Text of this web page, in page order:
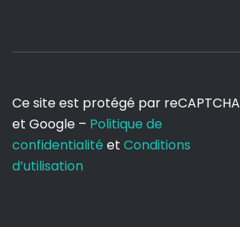
Ce site est protégé par reCAPTCHA
et Google – Politique de
confidentialité et Conditions
d’utilisation